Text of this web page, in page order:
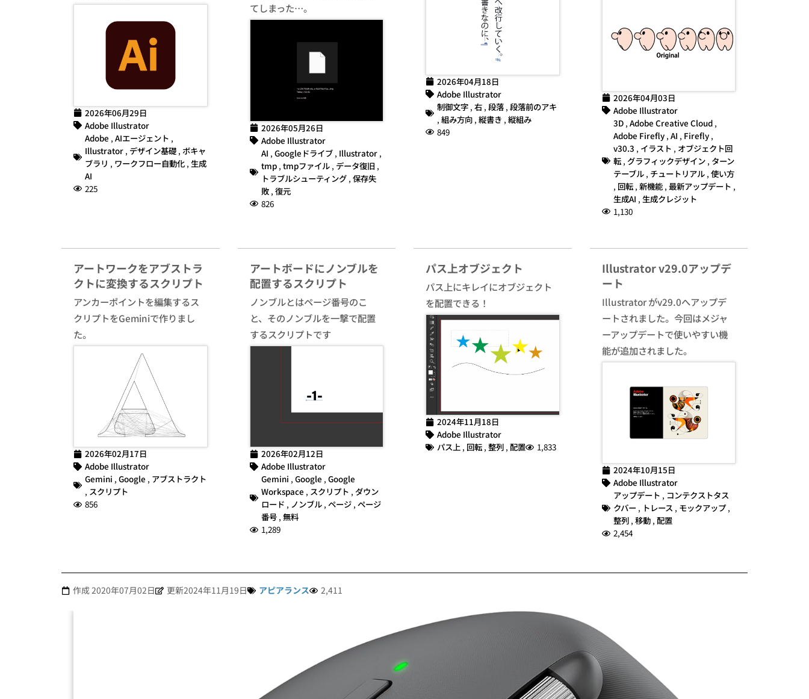
2026年06月29日
Adobe Illustrator
Adobe , AIエージェント ,
Illustrator , デザイン基礎 , ボキャ
ブラリ , ワークフロー自動化 , 生成
AI
225
てしまった…。
2026年05月26日
Adobe Illustrator
AI , Googleドライブ, Illustrator,
tmp, tmpファイル, データ復旧 ,
トラブルシューティング, 保存失
敗, 復元
826
2026年04月18日
Adobe Illustrator
制御文字 , 右 , 段落 , 段落前のアキ
, 組み方向 , 縦書き , 縦組み
849
2026年04月03日
Adobe Illustrator
3D, Adobe Creative Cloud,
Adobe Firefly, AI , Firefly,
v30.3 , イラスト , オブジェクト回
転, グラフィックデザイン, ターン
テーブル, チュートリアル, 使い方
, 回転, 新機能, 最新アップデート ,
生成AI , 生成クレジット
1,130
アートワークをアブストラ
クトに変換するスクリプト
アンカーポイントを編集するス
クリプトをGeminiで作りまし
た。
2026年02月17日
Adobe Illustrator
Gemini , Google , アブストラクト
, スクリプト
856
アートボードにノンブルを
配置するスクリプト
ノンブルとはページ番号のこ
と、そのノンブルを一撃で配置
するスクリプトです
2026年02月12日
Adobe Illustrator
Gemini , Google , Google
Workspace , スクリプト , ダウン
ロード , ノンブル, ページ, ページ
番号, 無料
1,289
パス上オブジェクト
パス上にキレイにオブジェクト
を配置できる！
2024年11月18日
Adobe Illustrator
パス上 , 回転 , 整列 , 配置 1,833
Illustrator v29.0アップデ
ート
Illustrator がv29.0へアップデ
ートされました。今回はメジャ
ーアップデートで使いやすい機
能が追加されました。
2024年10月15日
Adobe Illustrator
アップデート , コンテクストタス
クバー, トレース , モックアップ,
整列, 移動, 配置
2,454
作成2020年07月02日 更新2024年11月19日 アピアランス 2,411